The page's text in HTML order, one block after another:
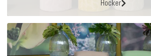
Hocker